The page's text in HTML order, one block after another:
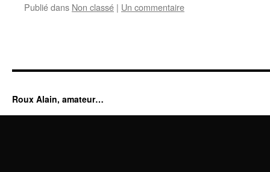
Publié dans Non classé | Un commentaire
Roux Alain, amateur…